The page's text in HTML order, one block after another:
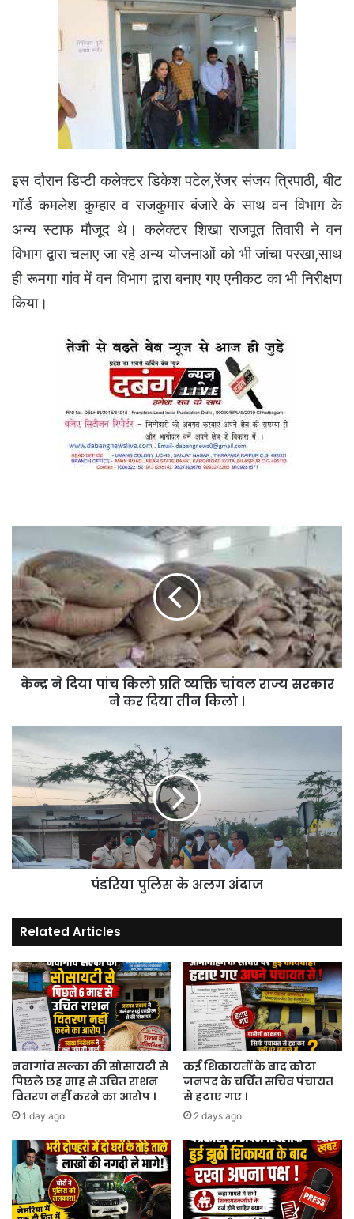
इस दौरान डिप्टी कलेक्टर डिकेश पटेल,रेंजर संजय त्रिपाठी,बीट
गॉर्ड कमलेश कुम्हार व राजकुमार बंजारे के साथ वन विभाग के
अन्य स्टाफ मौजूद थे। कलेक्टर शिखा राजपूत तिवारी ने वन
विभाग द्वारा चलाए जा रहे अन्य योजनाओं को भी जांचा परखा,साथ
ही रूमगा गांव में वन विभाग द्वारा बनाए गए एनीकट का भी निरीक्षण
किया।
ने
दिया
पांच
किलो
प्रति
व्यक्ति
चांवल
राज्य
सरकार
किलो
केन्द्र ने दिया पांच किलो प्रति व्यक्ति चांवल राज्य सरकार
ने कर दिया तीन किलो ।
पंडरिया
के
अलग
अंदाज
पंडरिया पुलिस के अलग अंदाज
Related Articles
नवागांव सल्का की सोसायटी से
पिछले छह माह से उचित राशन
वितरण नहीं करने का आरोप ।
1 day ago
कई शिकायतों के बाद कोटा
जनपद के चर्चित सचिव पंचायत
से हटाए गए ।
2 days ago